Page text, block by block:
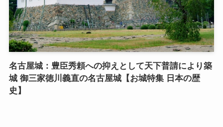
名古屋城：豊臣秀頼への抑えとして天下普請により築
城 御三家徳川義直の名古屋城【お城特集 日本の歴
史】